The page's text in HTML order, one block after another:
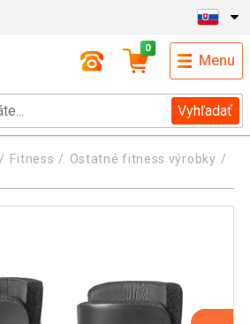
Vyhľadať
0
Menu
Fitness
Ostatné fitness výrobky